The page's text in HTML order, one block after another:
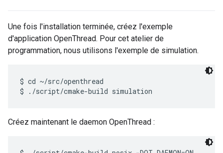
Une fois l'installation terminée, créez l'exemple
d'application OpenThread. Pour cet atelier de
programmation, nous utilisons l'exemple de simulation.
$ cd ~/src/openthread
Créez maintenant le daemon OpenThread :